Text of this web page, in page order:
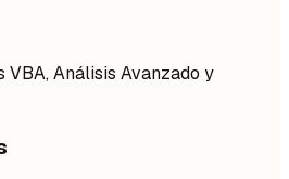
Análisis Avanzado y